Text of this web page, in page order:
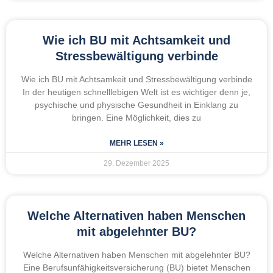
Wie ich BU mit Achtsamkeit und
Stressbewältigung verbinde
Wie ich BU mit Achtsamkeit und Stressbewältigung verbinde
In der heutigen schnelllebigen Welt ist es wichtiger denn je,
psychische und physische Gesundheit in Einklang zu
bringen. Eine Möglichkeit, dies zu
MEHR LESEN »
29. Dezember 2025
Welche Alternativen haben Menschen
mit abgelehnter BU?
Welche Alternativen haben Menschen mit abgelehnter BU?
Eine Berufsunfähigkeitsversicherung (BU) bietet Menschen